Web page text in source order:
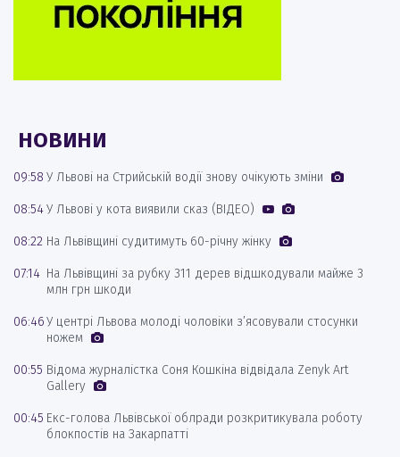
НОВИНИ
09:58 У Львові на Стрийській водії знову очікують зміни
08:54У Львові у кота виявили сказ (ВІДЕО)
08:22 На Львівщині судитимуть 60-річну жінку
07:14 На Львівщині за рубку 311 дерев відшкодували майже 3
млн грн шкоди
06:46У центрі Львова молоді чоловіки з’ясовували стосунки
ножем
00:55 Відома журналістка Соня Кошкіна відвідала Zenyk Art
Gallery
00:45 Екс-голова Львівської облради розкритикувала роботу
блокпостів на Закарпатті